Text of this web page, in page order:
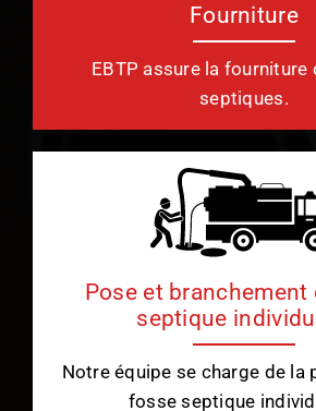
Fourniture
EBTP assure la fourniture
septiques.
Pose et branchement
septique
Notre équipe se charge de la
fosse septique